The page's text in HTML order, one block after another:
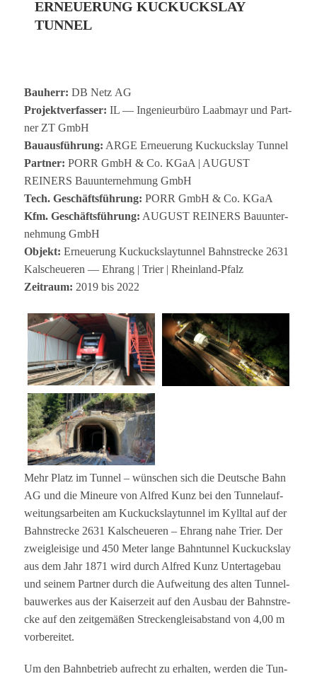
ERNEUERUNG KUCKUCKSLAY
TUNNEL
Bau­herr: DB Netz AG
Pro­jekt­ver­fas­ser: IL — Inge­nieur­büro Laab­mayr und Part­
ner ZT GmbH
Bau­aus­füh­rung: ARGE Erneue­rung Kuckucks­lay Tunnel
Part­ner: PORR GmbH & Co. KGaA | AUGUST
REINERS Bau­un­ter­neh­mung GmbH
Tech. Geschäfts­füh­rung: PORR GmbH & Co. KGaA
Kfm. Geschäfts­füh­rung: AUGUST REINERS Bau­un­ter­
neh­mung GmbH
Objekt: Erneue­rung Kuckucks­lay­tun­nel Bahn­stre­cke 2631
Kal­scheue­ren — Ehrang | Trier | Rheinland-Pfalz
Zeit­raum: 2019 bis 2022
Mehr Platz im Tun­nel – wün­schen sich die Deut­sche Bahn
AG und die Mineure von Alfred Kunz bei den Tun­nel­auf­
wei­tungs­ar­bei­ten am Kuckucks­lay­tun­nel im Kyll­tal auf der
Bahn­stre­cke 2631 Kal­scheue­ren – Ehrang nahe Trier. Der
zwei­glei­sige und 450 Meter lange Bahn­tun­nel Kuckucks­lay
aus dem Jahr 1871 wird durch Alfred Kunz Unter­ta­ge­bau
und sei­nem Part­ner durch die Auf­wei­tung des alten Tun­nel­
bau­wer­kes aus der Kai­ser­zeit auf den Aus­bau der Bahn­stre­
cke auf den zeit­ge­mä­ßen Stre­cken­gleis­ab­stand von 4,00 m
vorbereitet.
Um den Bahn­be­trieb auf­recht zu erhal­ten, wer­den die Tun­